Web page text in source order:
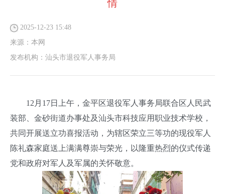
情
2025-12-23 15:48
来源： 本网
发布机构： 汕头市退役军人事务局
12月17日上午，金平区退役军人事务局联合区人民武
装部、金砂街道办事处及汕头市科技应用职业技术学校，
共同开展送立功喜报活动，为辖区荣立三等功的现役军人
陈礼森家庭送上满满尊崇与荣光，以隆重热烈的仪式传递
党和政府对军人及军属的关怀敬意。